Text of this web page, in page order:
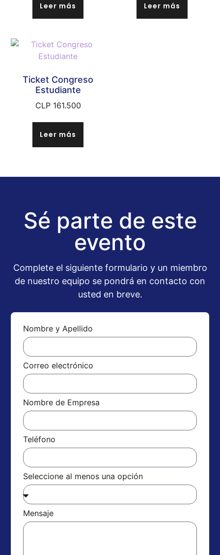
Leer más Leer más
Ticket Congreso
Estudiante
CLP 161.500
Leer más
Sé parte de este
evento
Complete el siguiente formulario y un miembro
de nuestro equipo se pondrá en contacto con
usted en breve.
Nombre y Apellido
Correo electrónico
Nombre de Empresa
Teléfono
Seleccione al menos una opción
Mensaje